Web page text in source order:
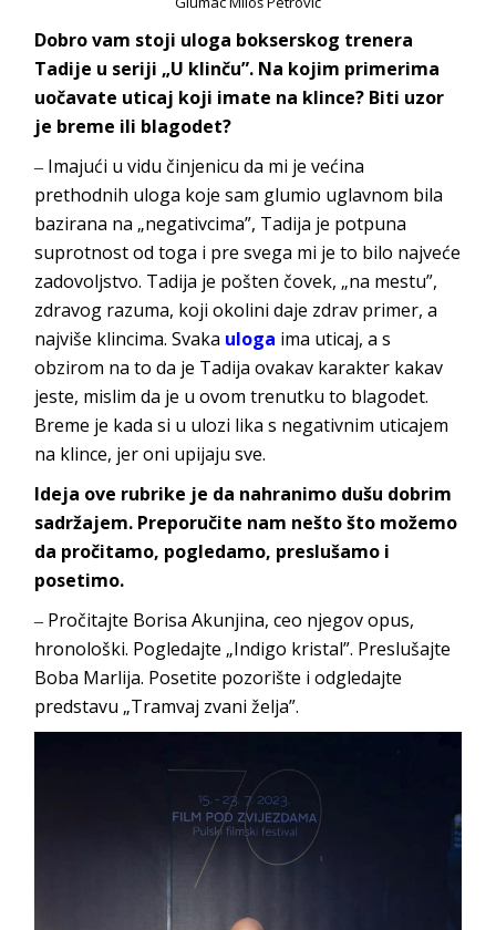
Dobro vam stoji uloga bokserskog trenera
Tadije u seriji „U klinču”. Na kojim primerima
uočavate uticaj koji imate na klince? Biti uzor
je breme ili blagodet?
‒ Imajući u vidu činjenicu da mi je većina
prethodnih uloga koje sam glumio uglavnom bila
bazirana na „negativcima”, Tadija je potpuna
suprotnost od toga i pre svega mi je to bilo najveće
zadovoljstvo. Tadija je pošten čovek, „na mestu”,
zdravog razuma, koji okolini daje zdrav primer, a
najviše klincima. Svaka uloga ima uticaj, a s
obzirom na to da je Tadija ovakav karakter kakav
jeste, mislim da je u ovom trenutku to blagodet.
Breme je kada si u ulozi lika s negativnim uticajem
na klince, jer oni upijaju sve.
Ideja ove rubrike je da nahranimo dušu dobrim
sadržajem. Preporučite nam nešto što možemo
da pročitamo, pogledamo, preslušamo i
posetimo.
‒ Pročitajte Borisa Akunjina, ceo njegov opus,
hronološki. Pogledajte „Indigo kristal”. Preslušajte
Boba Marlija. Posetite pozorište i odgledajte
predstavu „Tramvaj zvani želja”.